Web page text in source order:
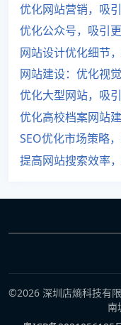
优化网站营销，吸引
优化公众号，吸引
网站设计优化细节
网站建设：优化视
优化大型网站，吸
优化高校档案网站
SEO优化市场策略
提高网站搜索效率
©2026 深圳店熵科技有
南